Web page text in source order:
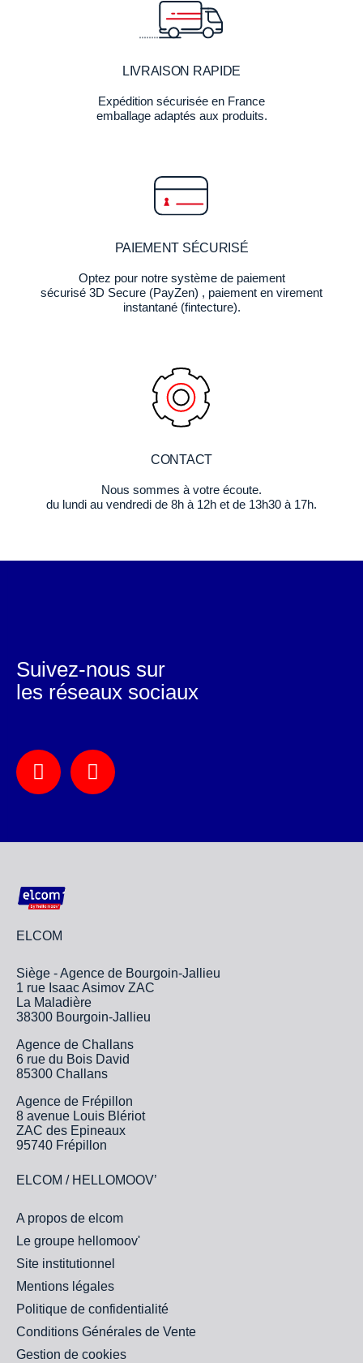
LIVRAISON RAPIDE
Expédition sécurisée en France
emballage adaptés aux produits.
PAIEMENT SÉCURISÉ
Optez pour notre système de paiement
sécurisé 3D Secure (PayZen) , paiement en virement
instantané (fintecture).
CONTACT
Nous sommes à votre écoute.
du lundi au vendredi de 8h à 12h et de 13h30 à 17h.
ELCOM
Siège - Agence de Bourgoin-Jallieu
1 rue Isaac Asimov ZAC
La Maladière
38300 Bourgoin-Jallieu
Agence de Challans
6 rue du Bois David
85300 Challans
Agence de Frépillon
8 avenue Louis Blériot
ZAC des Epineaux
95740 Frépillon
ELCOM / HELLOMOOV’
A propos de elcom
Le groupe hellomoov'
Site institutionnel
Mentions légales
Politique de confidentialité
Conditions Générales de Vente
Gestion de cookies
Suivez-nous sur
les réseaux sociaux